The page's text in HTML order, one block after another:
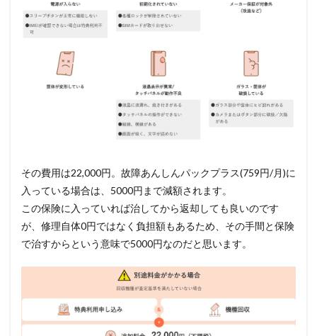
その費用は22,000円。故障あんしんパックプラス(759円/月)に
入っている場合は、5000円まで減額されます。
この保険に入っていれば治してから返却しても良いのです
が、修理自体0円ではなく負担額もあるため、その手間と保険
で治すからという意味で5000円なのだと思います。